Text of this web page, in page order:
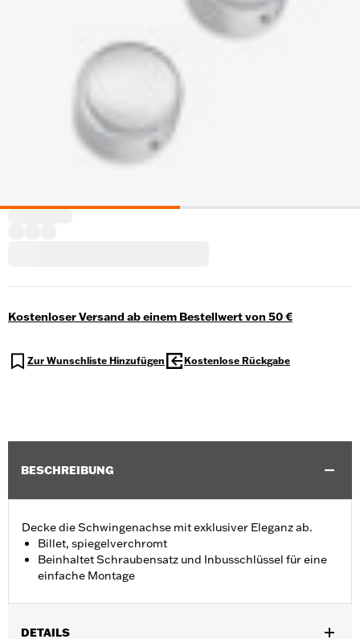
Kostenloser Versand ab einem Bestellwert von 50 €
Zur Wunschliste Hinzufügen Kostenlose Rückgabe
BESCHREIBUNG
Decke die Schwingenachse mit exklusiver Eleganz ab.
Billet, spiegelverchromt
Beinhaltet Schraubensatz und Inbusschlüssel für eine
einfache Montage
DETAILS